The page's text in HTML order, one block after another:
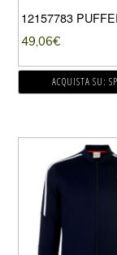
12157783
49,06€
ACQUISTA SU: